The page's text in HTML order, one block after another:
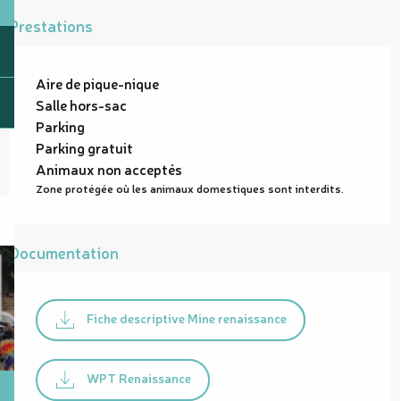
Prestations
Aire de pique-nique
Salle hors-sac
Parking
Parking gratuit
Animaux non acceptés
Zone protégée où les animaux domestiques sont interdits.
Documentation
Fiche descriptive Mine renaissance
WPT Renaissance